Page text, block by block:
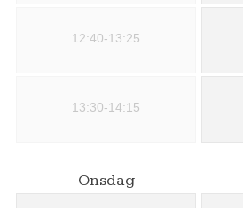
12:40-13:25
13:30-14:15
Onsdag